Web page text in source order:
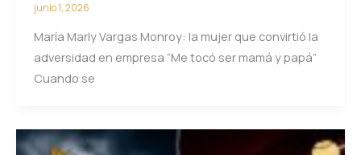
junio 1, 2026
María Marly Vargas Monroy: la mujer que convirtió la
adversidad en empresa “Me tocó ser mamá y papá”
Cuando se